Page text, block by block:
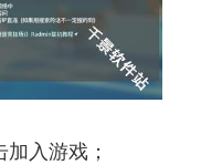
入游戏；